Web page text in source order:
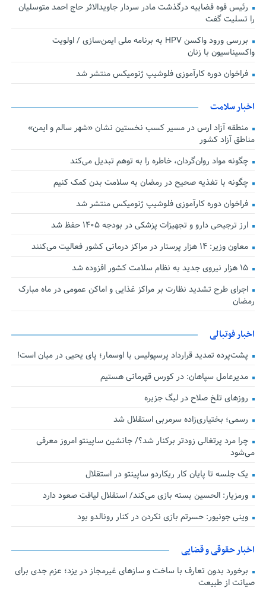
رئیس قوه قضاییه درگذشت مادر سردار جاویدالاثر حاج احمد متوسلیان
را تسلیت گفت
بررسی ورود واکسن HPV به برنامه ملی ایمن‌سازی / اولویت
واکسیناسیون با زنان
فراخوان دوره کارآموزی فلوشیپ ژنومیکس منتشر شد
اخبار سلامت
منطقه آزاد ارس در مسیر کسب نخستین نشان «شهر سالم و ایمن»
مناطق آزاد کشور
چگونه مواد روان‌گردان، خاطره را به توهم تبدیل می‌کند
چگونه با تغذیه صحیح در رمضان به سلامت بدن کمک کنیم
فراخوان دوره کارآموزی فلوشیپ ژنومیکس منتشر شد
ارز ترجیحی دارو و تجهیزات پزشکی در بودجه ۱۴۰۵ حفظ شد
معاون وزیر: ۱۴ هزار پرستار در مراکز درمانی کشور فعالیت می‌کنند
۱۵ هزار نیروی جدید به نظام سلامت کشور افزوده شد
اجرای طرح تشدید نظارت بر مراکز غذایی و اماکن عمومی در ماه مبارک
رمضان
اخبار فوتبالی
پشت‌پرده تمدید قرارداد پرسپولیس با اوسمار؛ پای یحیی در میان است!
مدیرعامل سپاهان: در کورس قهرمانی هستیم
روزهای تلخ صلاح در لیگ جزیره
رسمی؛ بختیاری‌زاده سرمربی استقلال شد
چرا مرد پرتغالی زودتر برکنار شد؟/ جانشین ساپینتو امروز معرفی
می‌شود
یک جلسه تا پایان کار ریکاردو ساپینتو در استقلال
ورمزیار: الحسین بسته بازی می‌کند/ استقلال لیاقت صعود دارد
وینی جونیور: حسرتم بازی نکردن در کنار رونالدو بود
اخبار حقوقی و قضایی
برخورد بدون تعارف با ساخت‌ و سازهای غیرمجاز در یزد؛ عزم جدی برای
صیانت از طبیعت